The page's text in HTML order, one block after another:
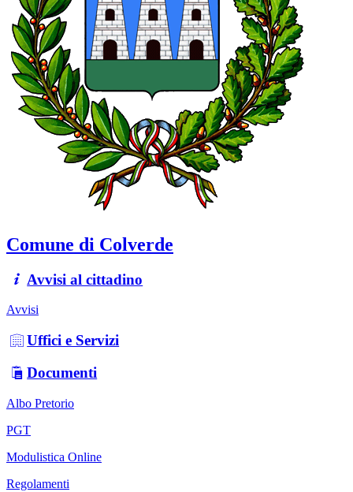
Comune di Colverde
Avvisi al cittadino
Avvisi
Uffici e Servizi
Documenti
Albo Pretorio
PGT
Modulistica Online
Regolamenti